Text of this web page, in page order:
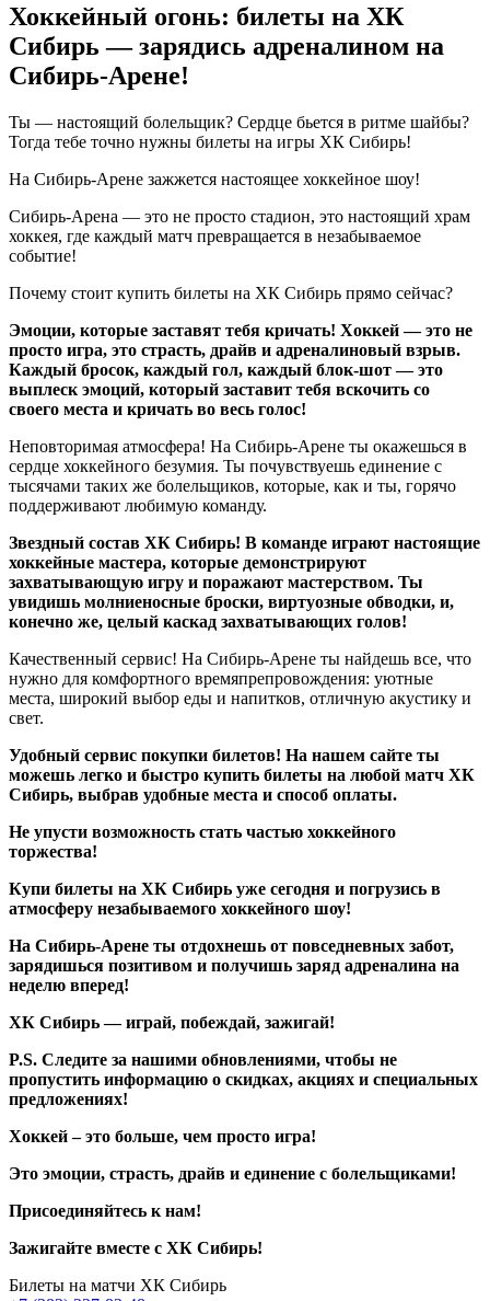
Хоккейный огонь: билеты на ХК
Сибирь — зарядись адреналином на
Сибирь-Арене!
Ты — настоящий болельщик? Сердце бьется в ритме шайбы?
Тогда тебе точно нужны билеты на игры ХК Сибирь!
На Сибирь-Арене зажжется настоящее хоккейное шоу!
Сибирь-Арена — это не просто стадион, это настоящий храм
хоккея, где каждый матч превращается в незабываемое
событие!
Почему стоит купить билеты на ХК Сибирь прямо сейчас?
Эмоции, которые заставят тебя кричать! Хоккей — это не
просто игра, это страсть, драйв и адреналиновый взрыв.
Каждый бросок, каждый гол, каждый блок-шот — это
выплеск эмоций, который заставит тебя вскочить со
своего места и кричать во весь голос!
Неповторимая атмосфера! На Сибирь-Арене ты окажешься в
сердце хоккейного безумия. Ты почувствуешь единение с
тысячами таких же болельщиков, которые, как и ты, горячо
поддерживают любимую команду.
Звездный состав ХК Сибирь! В команде играют настоящие
хоккейные мастера, которые демонстрируют
захватывающую игру и поражают мастерством. Ты
увидишь молниеносные броски, виртуозные обводки, и,
конечно же, целый каскад захватывающих голов!
Качественный сервис! На Сибирь-Арене ты найдешь все, что
нужно для комфортного времяпрепровождения: уютные
места, широкий выбор еды и напитков, отличную акустику и
свет.
Удобный сервис покупки билетов! На нашем сайте ты
можешь легко и быстро купить билеты на любой матч ХК
Сибирь, выбрав удобные места и способ оплаты.
Не упусти возможность стать частью хоккейного
торжества!
Купи билеты на ХК Сибирь уже сегодня и погрузись в
атмосферу незабываемого хоккейного шоу!
На Сибирь-Арене ты отдохнешь от повседневных забот,
зарядишься позитивом и получишь заряд адреналина на
неделю вперед!
ХК Сибирь — играй, побеждай, зажигай!
P.S. Следите за нашими обновлениями, чтобы не
пропустить информацию о скидках, акциях и специальных
предложениях!
Хоккей – это больше, чем просто игра!
Это эмоции, страсть, драйв и единение с болельщиками!
Присоединяйтесь к нам!
Зажигайте вместе с ХК Сибирь!
Билеты на матчи ХК Сибирь